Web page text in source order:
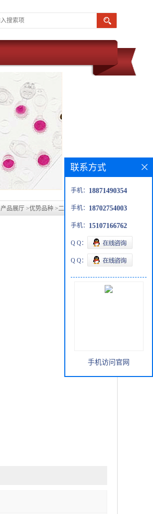
产品展厅 >优势品种 >二丙二醇二苯甲酸酯
联系方式
手机： 18871490354
手机： 18702754003
手机： 15107166762
Q Q：
Q Q：
手机访问官网